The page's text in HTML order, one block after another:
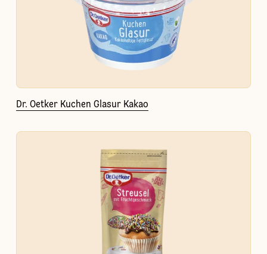
Dr. Oetker Kuchen Glasur Kakao